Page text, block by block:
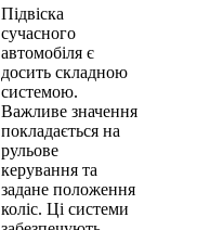
Підвіска
сучасного
автомобіля є
досить складною
системою.
Важливе значення
покладається на
рульове
керування та
задане положення
коліс. Ці системи